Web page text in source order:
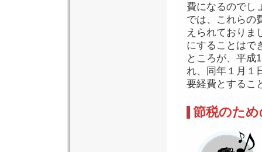
費になるのでし
では、これらの
えられておりま
にすることはで
ところが、平成
れ、同年１月１
要経費とするこ
節税のた